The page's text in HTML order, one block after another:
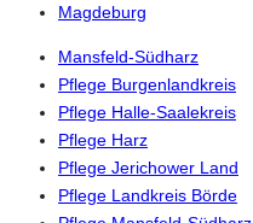
Magdeburg
Mansfeld-Südharz
Pflege Burgenlandkreis
Pflege Halle-Saalekreis
Pflege Harz
Pflege Jerichower Land
Pflege Landkreis Börde